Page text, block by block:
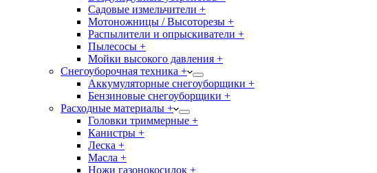
Садовые измельчители +
Мотоножницы / Высоторезы +
Распылители и опрыскиватели +
Пылесосы +
Мойки высокого давления +
Снегоуборочная техника +
Аккумуляторные снегоуборщики +
Бензиновые снегоуборщики +
Расходные материалы +
Головки триммерные +
Канистры +
Леска +
Масла +
Ножи газонокосилок +